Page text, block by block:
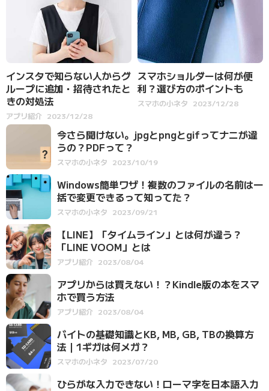
インスタで知らない人からグ
ループに追加・招待されたと
きの対処法
アプリ紹介 2023/12/28
スマホショルダーは何が便
利？選び方のポイントも
スマホの小ネタ 2023/12/28
今さら聞けない。jpgとpngとgifってナニが違
うの？PDFって？
スマホの小ネタ 2023/10/19
Windows簡単ワザ！複数のファイルの名前は一
括で変更できるって知ってた？
スマホの小ネタ 2023/09/21
【LINE】「タイムライン」とは何が違う？
「LINE VOOM」とは
アプリ紹介 2023/08/04
アプリからは買えない！？Kindle版の本をスマ
ホで買う方法
アプリ紹介 2023/08/04
バイトの基礎知識とKB, MB, GB, TBの換算方
法｜1ギガは何メガ？
スマホの小ネタ 2023/07/20
ひらがな入力できない！ローマ字を日本語入力